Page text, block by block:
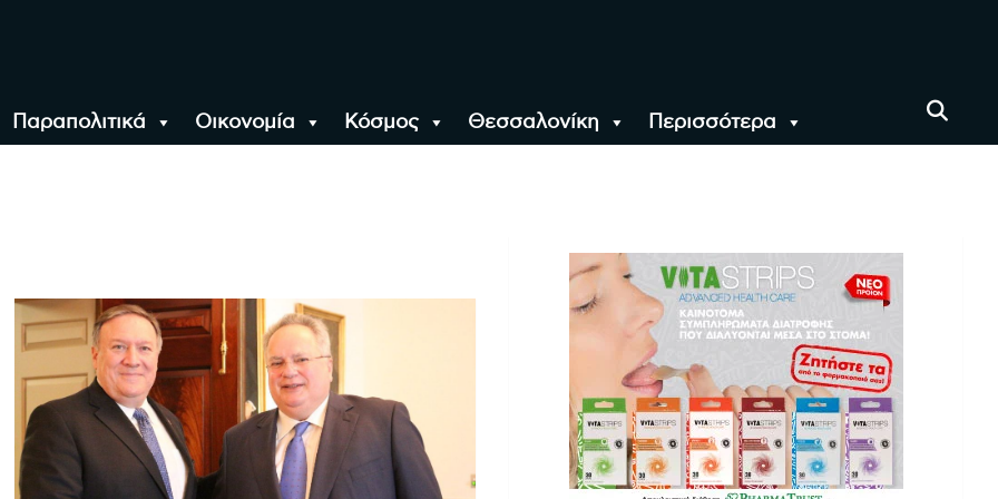
Παραπολιτικά Οικονομία Κόσμος Θεσσαλονίκη Περισσότερα